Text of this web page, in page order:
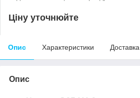
Ціну уточнюйте
Опис Характеристики Доставка
Опис